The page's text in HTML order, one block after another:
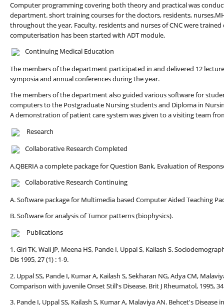
Computer programming covering both theory and practical was
department. short training courses for the doctors, residents,
throughout the year, Faculty, residents and nurses of CNC were
computerisation has been started with ADT module.
Continuing Medical Education
The members of the department participated in and delivered 12
symposia and annual conferences during the year.
The members of the department also guided various software for
computers to the Postgraduate Nursing students and Diploma in
A demonstration of patient care system was given to a visiting team
Research
Collaborative Research Completed
A.QBERIA a complete package for Question Bank, Evaluation of
Collaborative Research Continuing
A. Software package for Multimedia based Computer Aided Teaching
B. Software for analysis of Tumor patterns (biophysics).
Publications
1. Giri TK, Wali JP, Meena HS, Pande I, Uppal S, Kailash S.
Dis 1995, 27 (1) : 1-9.
2. Uppal SS, Pande I, Kumar A, Kailash S, Sekharan NG, Adya CM,
Comparison with juvenile Onset Still's Disease. Brit J Rheumatol, 1995, 34
3. Pande I, Uppal SS, Kailash S, Kumar A, Malaviya AN. Behcet's